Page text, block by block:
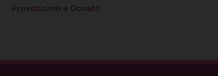
Prosdocimo e Donato